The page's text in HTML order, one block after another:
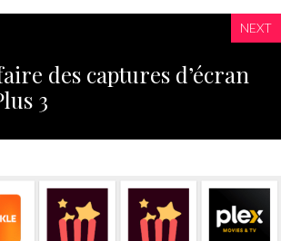
NEXT
des captures d’écran
3